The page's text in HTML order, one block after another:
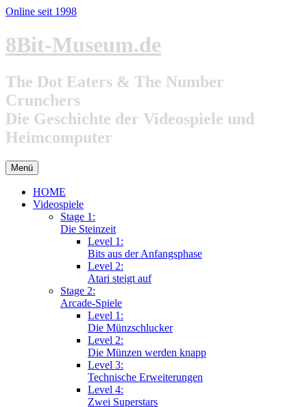
Online seit 1998
Zum
Inhalt
8Bit-Museum.de
The Dot Eaters & The Number
Crunchers
Die Geschichte der Videospiele und
Heimcomputer
Menü
HOME
Videospiele
Stage 1:
Die Steinzeit
Level 1:
Bits aus der Anfangsphase
Level 2:
Atari steigt auf
Stage 2:
Arcade-Spiele
Level 1:
Die Münzschlucker
Level 2:
Die Münzen werden knapp
Level 3:
Technische Erweiterungen
Level 4:
Zwei Superstars